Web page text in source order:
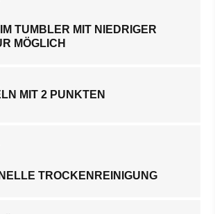
TUMBLER MIT NIEDRIGER
MÖGLICH
MIT 2 PUNKTEN
TROCKENREINIGUNG